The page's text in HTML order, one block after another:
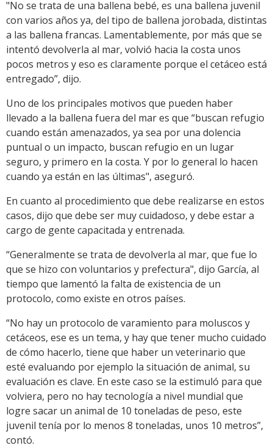
"No se trata de una ballena bebé, es una ballena juvenil
con varios años ya, del tipo de ballena jorobada, distintas
a las ballena francas. Lamentablemente, por más que se
intentó devolverla al mar, volvió hacia la costa unos
pocos metros y eso es claramente porque el cetáceo está
entregado”, dijo.
Uno de los principales motivos que pueden haber
llevado a la ballena fuera del mar es que “buscan refugio
cuando están amenazados, ya sea por una dolencia
puntual o un impacto, buscan refugio en un lugar
seguro, y primero en la costa. Y por lo general lo hacen
cuando ya están en las últimas", aseguró.
En cuanto al procedimiento que debe realizarse en estos
casos, dijo que debe ser muy cuidadoso, y debe estar a
cargo de gente capacitada y entrenada.
“Generalmente se trata de devolverla al mar, que fue lo
que se hizo con voluntarios y prefectura", dijo García, al
tiempo que lamentó la falta de existencia de un
protocolo, como existe en otros países.
“No hay un protocolo de varamiento para moluscos y
cetáceos, ese es un tema, y hay que tener mucho cuidado
de cómo hacerlo, tiene que haber un veterinario que
esté evaluando por ejemplo la situación de animal, su
evaluación es clave. En este caso se la estimuló para que
volviera, pero no hay tecnología a nivel mundial que
logre sacar un animal de 10 toneladas de peso, este
juvenil tenía por lo menos 8 toneladas, unos 10 metros”,
contó.